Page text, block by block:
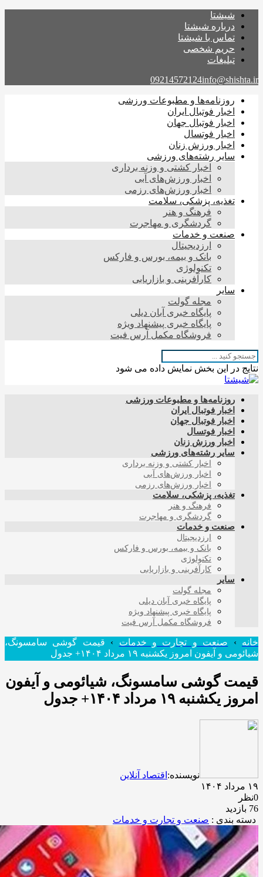
شیشتا
درباره شیشتا
تماس با شیشتا
حریم شخصی
تبلیغات
09214572124info@shishta.ir
روزنامه‌ها و مطبوعات ورزشی
اخبار فوتبال ایران
اخبار فوتبال جهان
اخبار فوتسال
اخبار ورزش زنان
سایر رشته‌های ورزشی
اخبار کشتی و وزنه برداری
اخبار ورزش‌های آبی
اخبار ورزش‌های رزمی
تغذیه، پزشکی، سلامت
فرهنگ و هنر
گردشگری و مهاجرت
صنعت و خدمات
ارزدیجیتال
بانک و بیمه، بورس و فارکس
تکنولوژی
کارآفرینی و بازاریابی
سایر
مجله گولت
پایگاه خبری آبان دیلی
پایگاه خبری پیشنهاد ویژه
فروشگاه مکمل آرس فیت
نتایج در این بخش نمایش داده می شود
روزنامه‌ها و مطبوعات ورزشی
اخبار فوتبال ایران
اخبار فوتبال جهان
اخبار فوتسال
اخبار ورزش زنان
سایر رشته‌های ورزشی
اخبار کشتی و وزنه برداری
اخبار ورزش‌های آبی
اخبار ورزش‌های رزمی
تغذیه، پزشکی، سلامت
فرهنگ و هنر
گردشگری و مهاجرت
صنعت و خدمات
ارزدیجیتال
بانک و بیمه، بورس و فارکس
تکنولوژی
کارآفرینی و بازاریابی
سایر
مجله گولت
پایگاه خبری آبان دیلی
پایگاه خبری پیشنهاد ویژه
فروشگاه مکمل آرس فیت
خانه › صنعت و تجارت و خدمات › قیمت گوشی سامسونگ،
شیائومی و آیفون امروز یکشنبه ۱۹ مرداد ۱۴۰۴+ جدول
قیمت گوشی سامسونگ، شیائومی و آیفون
امروز یکشنبه ۱۹ مرداد ۱۴۰۴+ جدول
نویسنده: اقتصاد آنلاین
۱۹ مرداد ۱۴۰۴
0نظر
76 بازدید
دسته بندی : صنعت و تجارت و خدمات